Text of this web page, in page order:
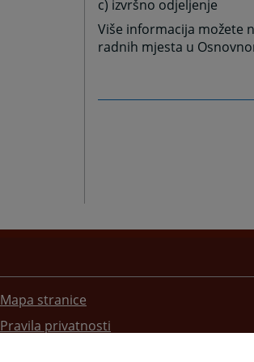
c) izvršno odjeljenje
Više informacija možete
radnih mjesta u
Mapa stranice
Pravila privatnosti